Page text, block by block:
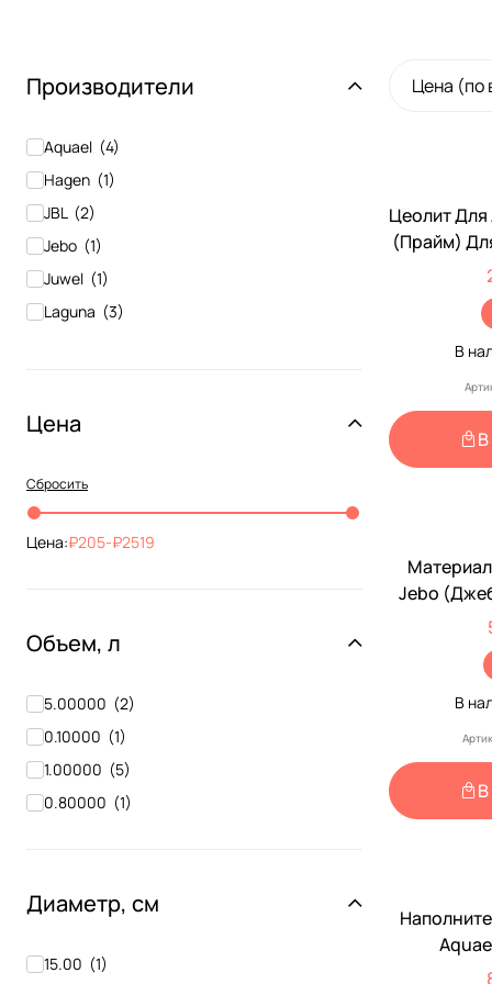
Производители
Aquael (4)
Hagen (1)
JBL (2)
Jebo (1)
Juwel (1)
Laguna (3)
Цена
Сбросить
Цена: 205- 2519
Объем, л
5.00000 (2)
0.10000 (1)
1.00000 (5)
0.80000 (1)
Диаметр, см
15.00 (1)
Цена (по
Цеолит Для
(Прайм)
В
Jebo
375r
В